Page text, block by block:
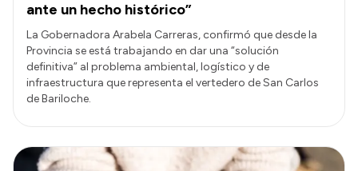
ante un hecho histórico”
La Gobernadora Arabela Carreras, confirmó que desde la
Provincia se está trabajando en dar una “solución
definitiva” al problema ambiental, logístico y de
infraestructura que representa el vertedero de San Carlos
de Bariloche.